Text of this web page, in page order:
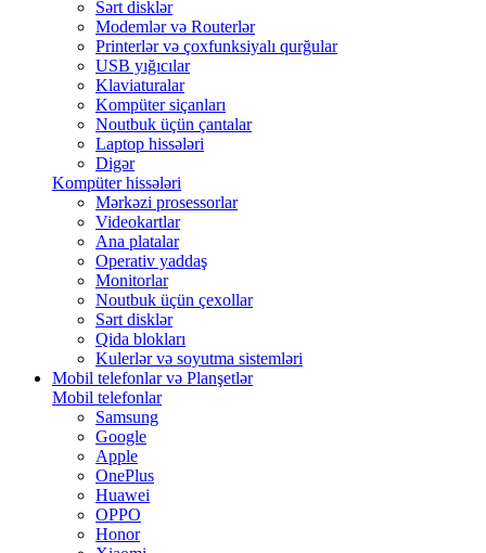
Sərt disklər
Modemlər və Routerlər
Printerlər və çoxfunksiyalı qurğular
USB yığıcılar
Klaviaturalar
Kompüter siçanları
Noutbuk üçün çantalar
Laptop hissələri
Digər
Kompüter hissələri
Mərkəzi prosessorlar
Videokartlar
Ana platalar
Operativ yaddaş
Monitorlar
Noutbuk üçün çexollar
Sərt disklər
Qida blokları
Kulerlər və soyutma sistemləri
Mobil telefonlar və Planşetlər
Mobil telefonlar
Samsung
Google
Apple
OnePlus
Huawei
OPPO
Honor